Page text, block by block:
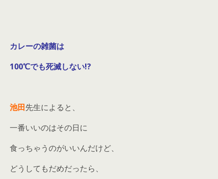
カレーの雑菌は
100℃でも死滅しない!?
池田先生によると、
一番いいのはその日に
食っちゃうのがいいんだけど、
どうしてもだめだったら、